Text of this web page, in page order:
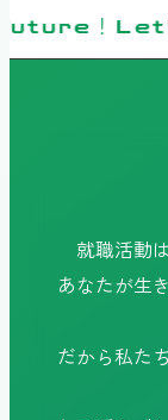
！
就職活動
あなたが生
だから私た